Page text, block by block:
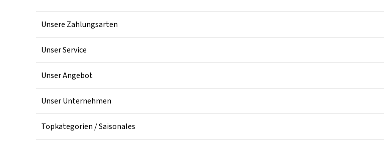
Unsere Zahlungsarten
Unser Service
Unser Angebot
Unser Unternehmen
Topkategorien / Saisonales